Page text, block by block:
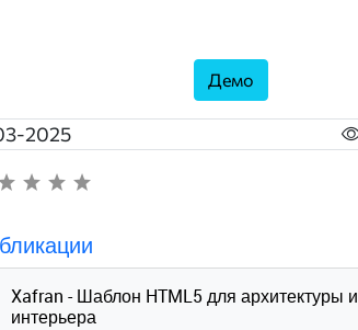
Демо
2025
Xafran - Шаблон HTML5 для архитектуры и
интерьера